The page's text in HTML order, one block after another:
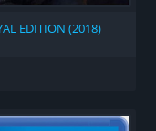
EDITION (2018)